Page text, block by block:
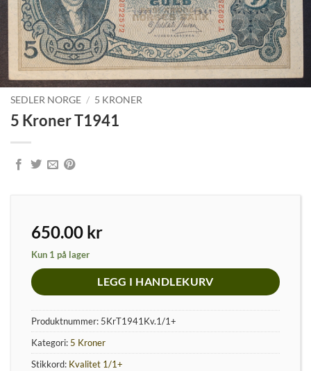
SEDLER NORGE / 5 KRONER
5 Kroner T1941
650.00 kr
Kun 1 på lager
LEGG I HANDLEKURV
Produktnummer: 5KrT1941Kv.1/1+
Kategori: 5 Kroner
Stikkord: Kvalitet 1/1+